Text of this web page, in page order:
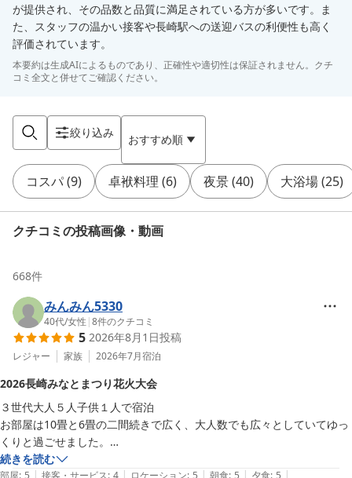
が提供され、その品数と品質に満足されている方が多いです。ま
た、スタッフの温かい接客や長崎駅への送迎バスの利便性も高く
評価されています。
本要約は生成AIによるものであり、正確性や適切性は保証されません。クチ
コミ全文と併せてご確認ください。
絞り込み おすすめ順
コスパ(9) 卓袱料理 (6) 夜景(40) 大浴場(25)
クチコミの投稿画像・動画
668件
みんみん5330
40代/女性 |8件のクチコミ
5 2026年8月1日投稿
レジャー 家族 2026年7月宿泊
2026長崎みなとまつり花火大会
３世代大人５人子供１人で宿泊
お部屋は10畳と6畳の二間続きで広く、大人数でも広々としていてゆっ
くりと過ごせました。
去年、おととしと反対側の山の方のホテルから花火大会を鑑賞しました
続きを読む
部屋: 5 | 接客・サービス: 4 | ロケーション: 5 | 朝食: 5 | 夕食: 5 |